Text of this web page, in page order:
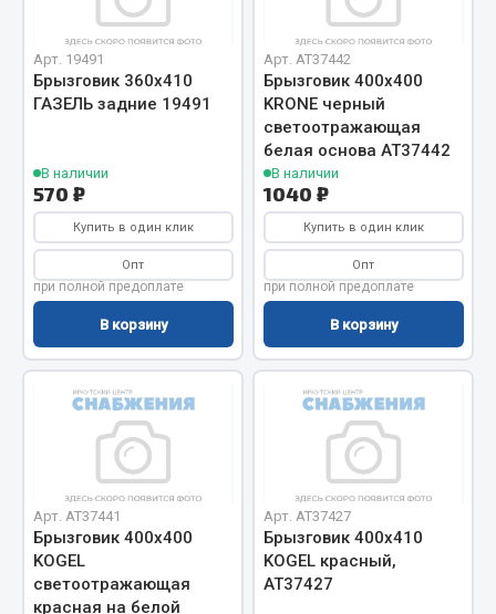
Адаптеры и переходники
Тройники
Трубки, муфты, гайки
Угольники
Штуцеры
Весь раздел
Инструмент
Автомобильный инструмент
Измерительный инструмент
Крепежный инструмент
Режущий инструмент
Силовое оборудование
Слесарный инструмент
Столярный инструмент
Показать ещё
Арт. 19491
Брызговик 360х410
ГАЗЕЛЬ задние 19491
В наличии
570 ₽
Купить в один клик
Опт
при полной предоплате
В корзину
Арт. AT37442
Брызговик 400х400
KRONE черный
светоотражающая
белая основа АТ37442
В наличии
1040 ₽
Купить в один клик
Опт
при полной предоплате
В корзину
Арт. AT37441
Брызговик 400х400
KOGEL
светоотражающая
красная на белой
Арт. AT37427
Брызговик 400х410
KOGEL красный,
АТ37427